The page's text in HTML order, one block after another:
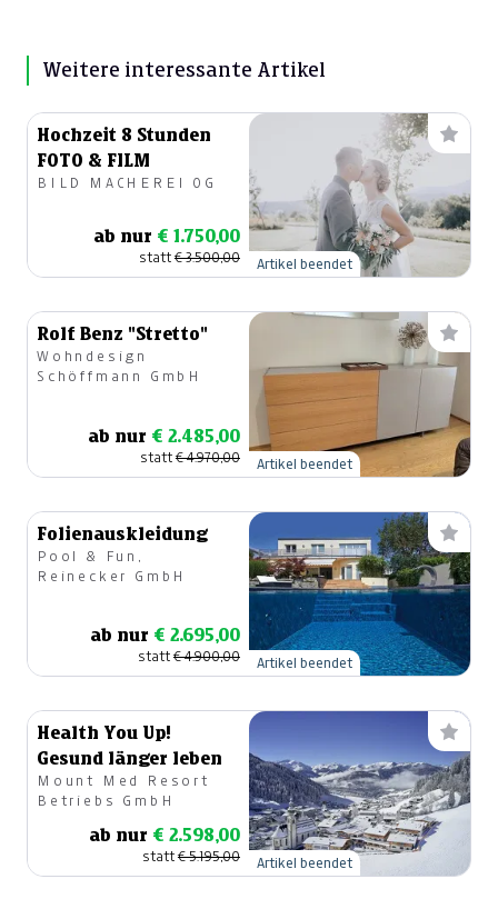
Weitere interessante Artikel
Hochzeit 8 Stunden
FOTO & FILM
BILD MACHEREI OG
ab nur € 1.750,00
statt€ 3.500,00 Artikel beendet
Rolf Benz "Stretto"
Wohndesign
Schöffmann GmbH
ab nur € 2.485,00
statt€ 4.970,00 Artikel beendet
Folienauskleidung
Pool & Fun,
Reinecker GmbH
ab nur € 2.695,00
statt€ 4.900,00 Artikel beendet
Health You Up!
Gesund länger leben
Mount Med Resort
Betriebs GmbH
ab nur € 2.598,00
statt€ 5.195,00 Artikel beendet